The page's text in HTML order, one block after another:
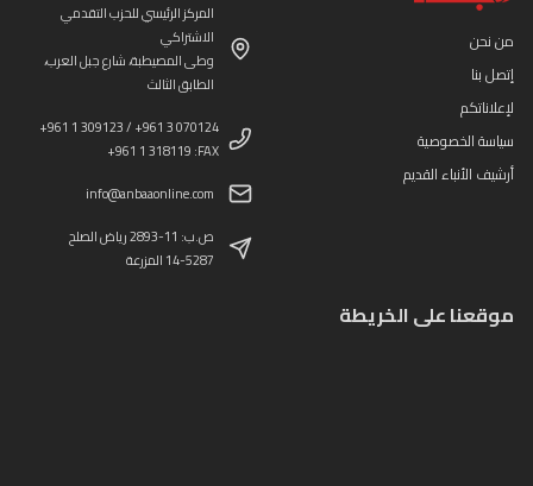
من نحن
إتصل بنا
لإعلاناتكم
سياسة الخصوصية
أرشيف الأنباء القديم
المركز الرئيسي للحزب التقدمي
الاشتراكي
وطى المصيطبة، شارع جبل العرب،
الطابق الثالث
+961 1 309123 / +961 3 070124
+961 1 318119 :FAX
info@anbaaonline.com
ص.ب: 11-2893 رياض الصلح
14-5287 المزرعة
موقعنا على الخريطة